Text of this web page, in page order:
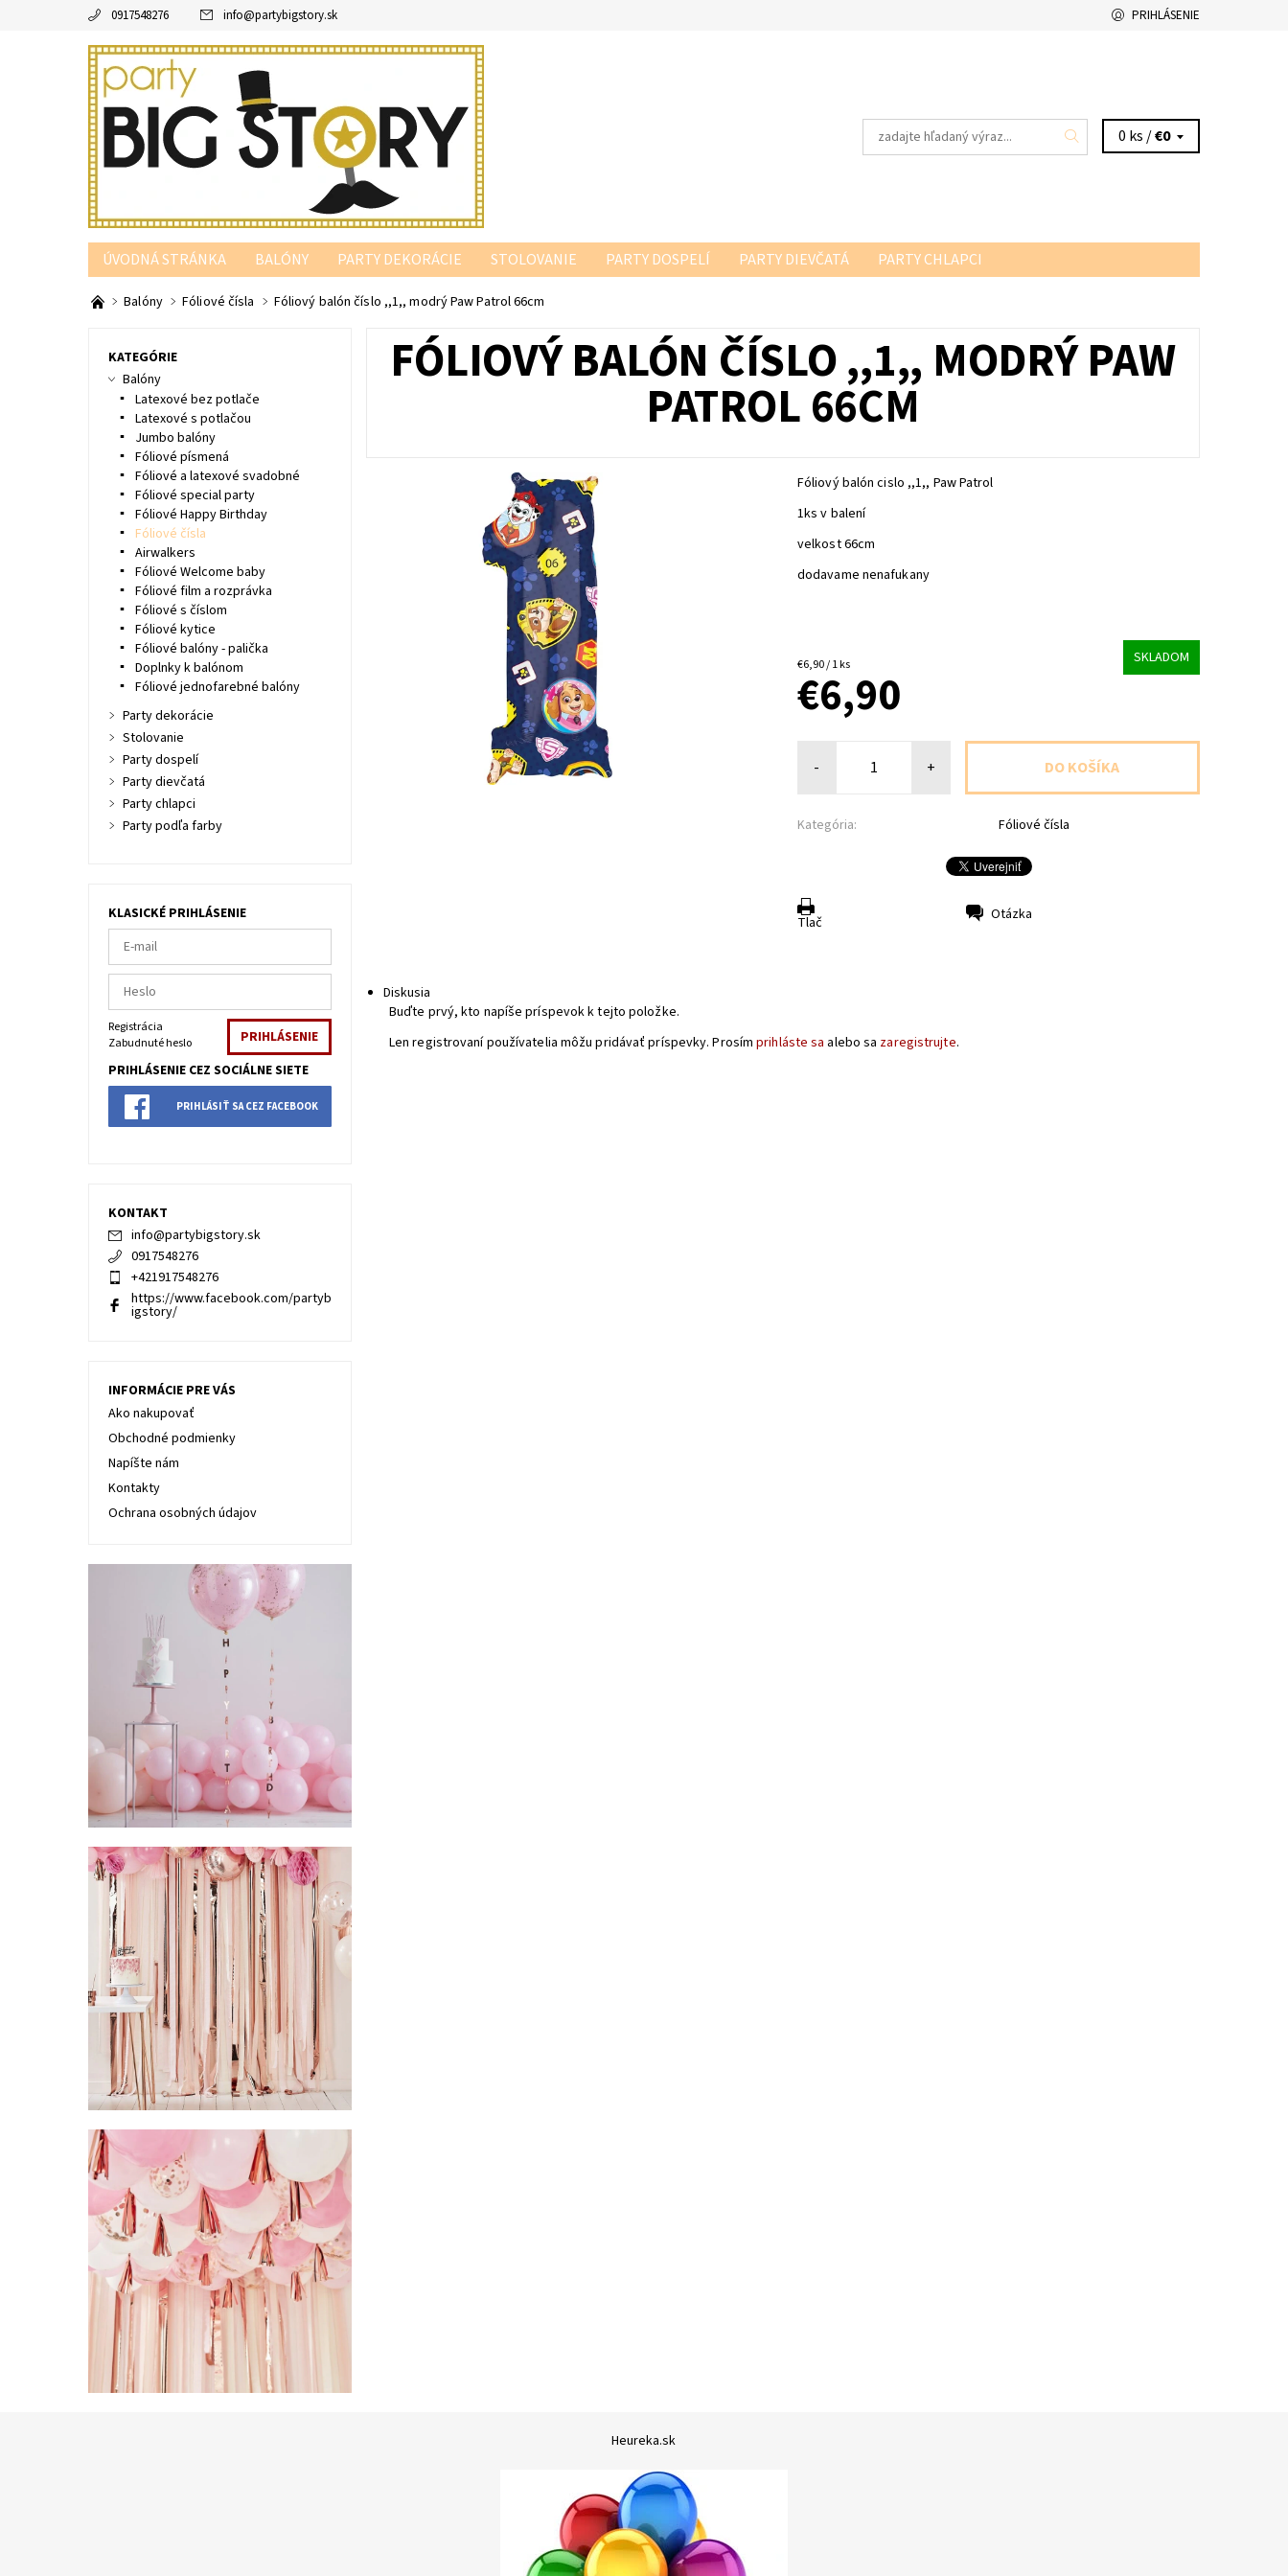
0917548276 info@partybigstory.sk PRIHLÁSENIE
0 ks /€0
ÚVODNÁ STRÁNKA BALÓNY PARTY DEKORÁCIE STOLOVANIE PARTY DOSPELÍ PARTY DIEVČATÁ
PARTY CHLAPCI
PARTY PODĽA FARBY
Balóny Fóliové čísla Fóliový balón číslo ,,1,, modrý Paw Patrol 66cm
FÓLIOVÝ BALÓN ČÍSLO ,,1,, MODRÝ PAW
PATROL 66CM
Fóliový balón cislo ,,1,, Paw Patrol
1ks v balení
velkost 66cm
dodavame nenafukany
€6,90 / 1 ks SKLADOM
€6,90
- +
Kategória: Fóliové čísla
Tlač Otázka
Diskusia
Buďte prvý, kto napíše príspevok k tejto položke.
Len registrovaní používatelia môžu pridávať príspevky. Prosímprihláste sa alebo sa zaregistrujte.
KATEGÓRIE
Balóny
Latexové bez potlače
Latexové s potlačou
Jumbo balóny
Fóliové písmená
Fóliové a latexové svadobné
Fóliové special party
Fóliové Happy Birthday
Fóliové čísla
Airwalkers
Fóliové Welcome baby
Fóliové film a rozprávka
Fóliové s číslom
Fóliové kytice
Fóliové balóny - palička
Doplnky k balónom
Fóliové jednofarebné balóny
Party dekorácie
Stolovanie
Party dospelí
Party dievčatá
Party chlapci
Party podľa farby
KLASICKÉ PRIHLÁSENIE
Registrácia
Zabudnuté heslo
PRIHLÁSENIE CEZ SOCIÁLNE SIETE
PRIHLÁSIŤ SA CEZ FACEBOOK
KONTAKT
info@partybigstory.sk
0917548276
+421917548276
https://www.facebook.com/partyb
igstory/
INFORMÁCIE PRE VÁS
Ako nakupovať
Obchodné podmienky
Napíšte nám
Kontakty
Ochrana osobných údajov
Heureka.sk